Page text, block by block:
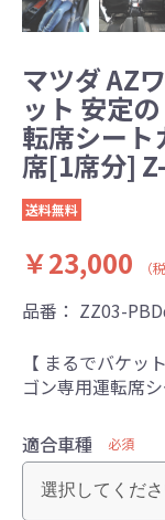
マツダ AZ
ット 安定
転席シート
席[1席分]
送料無料
￥23,000 （
品番： ZZ03-
【 まるでバケッ
ゴン専用運転席
適合車種 必須